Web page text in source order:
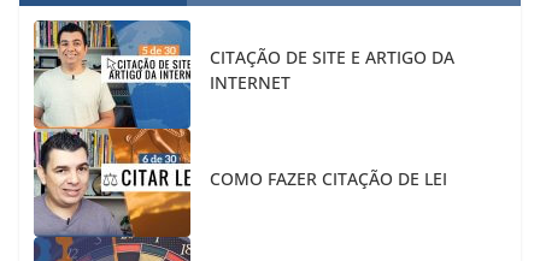
CITAÇÃO DE SITE E ARTIGO DA
INTERNET
COMO FAZER CITAÇÃO DE LEI